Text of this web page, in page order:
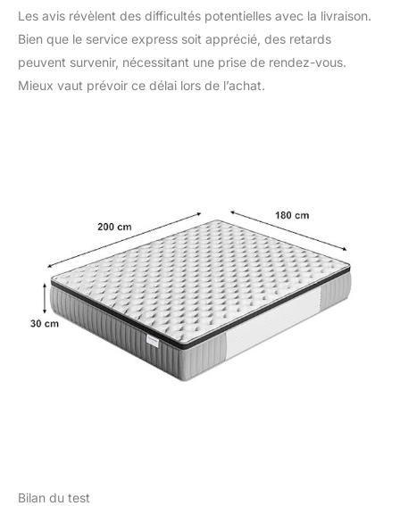
haute densité 35kg/m3
permet un soutien bien
équilibré entre
souplesse et fermeté
D50kg/m3 et son coutil
d’accueil de qualité
supérieure matelassé à
400g/m². Vous serez
surpris !
ZÉRO
matière toxique
Approuvé et certifié par
SANITIZED,
garantissant la non-
présence de
Les avis révèlent des difficultés potentielles avec la livraison.
Bien que le service express soit apprécié, des retards
peuvent survenir, nécessitant une prise de rendez-vous.
Mieux vaut prévoir ce délai lors de l’achat.
Bilan du test